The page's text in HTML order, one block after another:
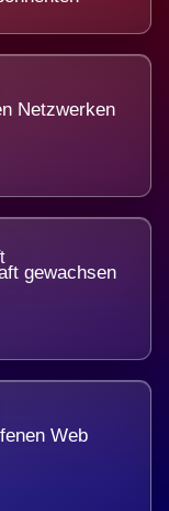
Netzwerken
gewachsen
Web